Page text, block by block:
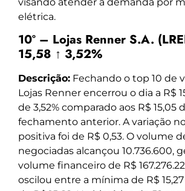
elétrica.
10º – Lojas Renner S.A.
15,58 ↑ 3,52%
Descrição: Fechando o top 10 de
Lojas Renner encerrou o dia a R$
de 3,52% comparado aos R$ 15,05
fechamento anterior. A variação
positiva foi de R$ 0,53. O volume
negociadas alcançou 10.736.600,
volume financeiro de R$
oscilou entre a mínima de R$